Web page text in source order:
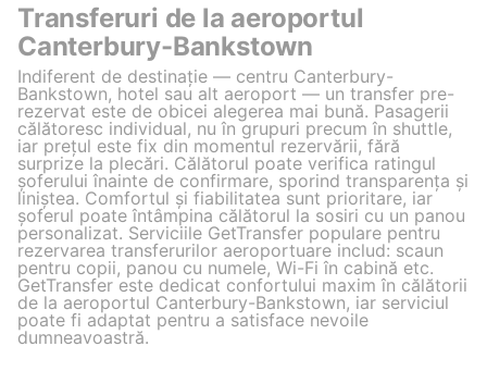
Transferuri de la aeroportul
Canterbury-Bankstown
Indiferent de destinație — centru Canterbury-
Bankstown, hotel sau alt aeroport — un transfer pre-
rezervat este de obicei alegerea mai bună. Pasagerii
călătoresc individual, nu în grupuri precum în shuttle,
iar prețul este fix din momentul rezervării, fără
surprize la plecări. Călătorul poate verifica ratingul
șoferului înainte de confirmare, sporind transparența și
liniștea. Comfortul și fiabilitatea sunt prioritare, iar
șoferul poate întâmpina călătorul la sosiri cu un panou
personalizat. Serviciile GetTransfer populare pentru
rezervarea transferurilor aeroportuare includ: scaun
pentru copii, panou cu numele, Wi-Fi în cabină etc.
GetTransfer este dedicat confortului maxim în călătorii
de la aeroportul Canterbury-Bankstown, iar serviciul
poate fi adaptat pentru a satisface nevoile
dumneavoastră.